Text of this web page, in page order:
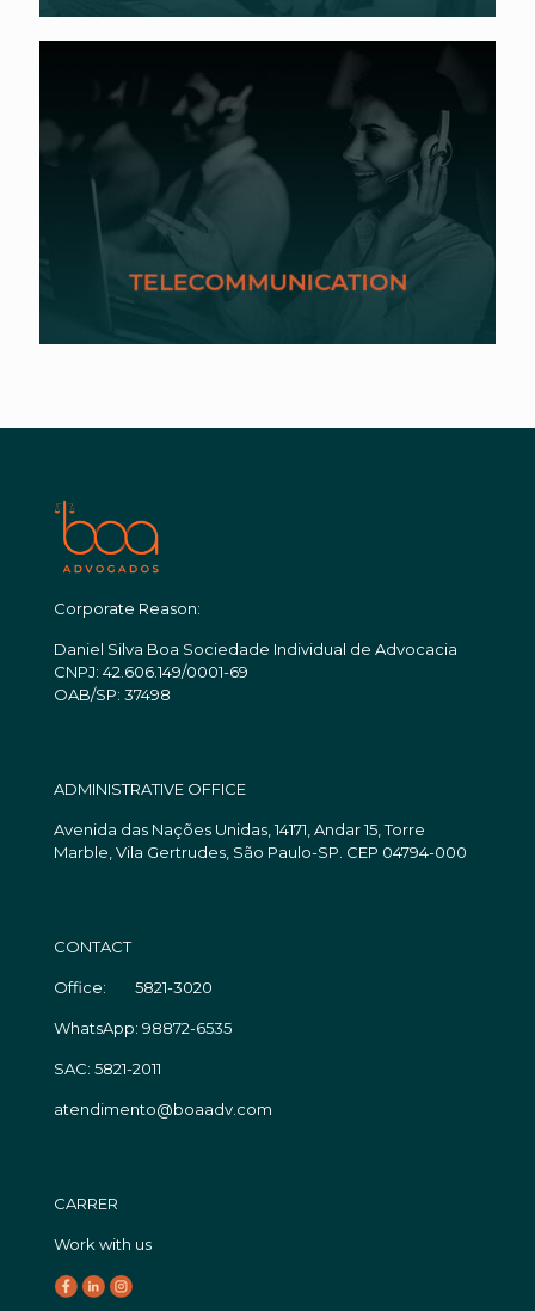
Corporate Reason:
Daniel Silva Boa Sociedade Individual de Advocacia
CNPJ: 42.606.149/0001-69
OAB/SP: 37498
ADMINISTRATIVE OFFICE
Avenida das Nações Unidas, 14171, Andar 15, Torre
Marble, Vila Gertrudes, São Paulo-SP. CEP 04794-000
CONTACT
Office: 5821-3020
WhatsApp: 98872-6535
SAC: 5821-2011
atendimento@boaadv.com
CARRER
Work with us